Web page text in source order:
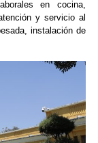
en cocina,
y servicio al
instalación de